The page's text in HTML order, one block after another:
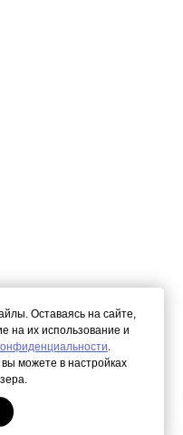
защищены.
Оставаясь на сайте,
на их использование и
.
можете в настройках